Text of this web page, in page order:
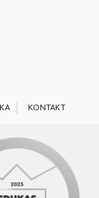
KONTAKT